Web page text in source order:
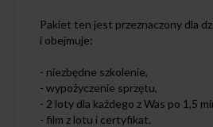
Pakiet ten jest przeznaczony dla
i obejmuje:
- niezbędne szkolenie,
- wypożyczenie sprzętu,
- 2 loty dla każdego z Was po 1,5
- film z lotu i certyfikat.